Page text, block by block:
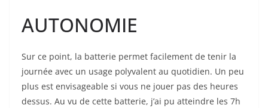
AUTONOMIE
Sur ce point, la batterie permet facilement de tenir la
journée avec un usage polyvalent au quotidien. Un peu
plus est envisageable si vous ne jouer pas des heures
dessus. Au vu de cette batterie, j’ai pu atteindre les 7h